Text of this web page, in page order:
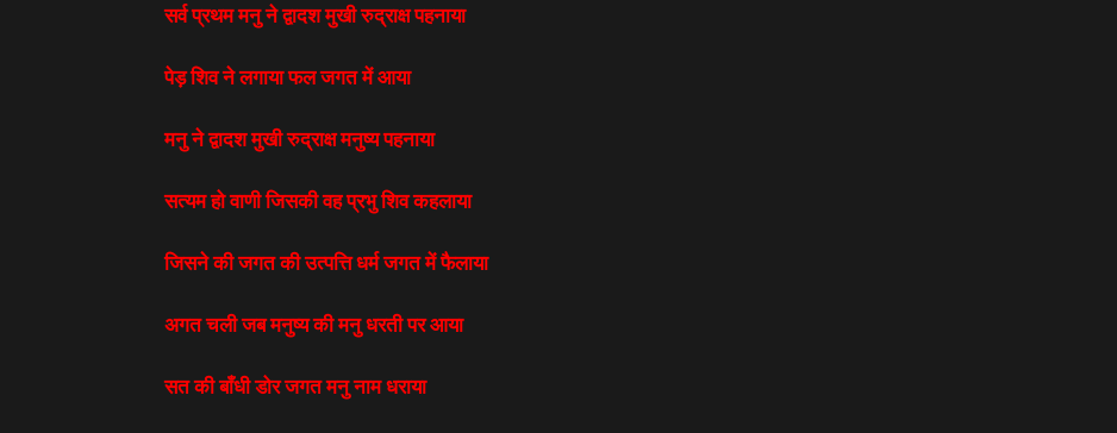
सर्व प्रथम मनु ने द्वादश मुखी रुद्राक्ष पहनाया
पेड़ शिव ने लगाया फल जगत में आया
मनु ने द्वादश मुखी रुद्राक्ष मनुष्य पहनाया
सत्यम हो वाणी जिसकी वह प्रभु शिव कहलाया
जिसने की जगत की उत्पत्ति धर्म जगत में फैलाया
अगत चली जब मनुष्य की मनु धरती पर आया
सत की बाँधी डोर जगत मनु नाम धराया